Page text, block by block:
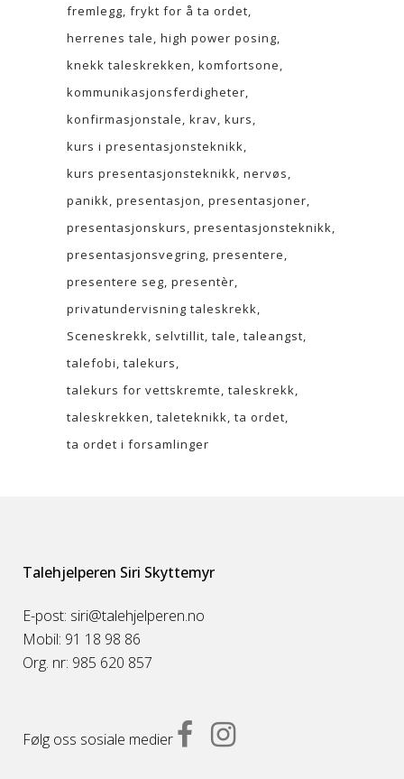
fremlegg frykt for å ta ordet
herrenes tale high power posing
knekk taleskrekken komfortsone
kommunikasjonsferdigheter
konfirmasjonstale krav kurs
kurs i presentasjonsteknikk
kurs presentasjonsteknikk nervøs
panikk presentasjon presentasjoner
presentasjonskurs presentasjonsteknikk
presentasjonsvegring presentere
presentere seg presentèr
privatundervisning taleskrekk
Sceneskrekk selvtillit tale taleangst
talefobi talekurs
talekurs for vettskremte taleskrekk
taleskrekken taleteknikk ta ordet
ta ordet i forsamlinger
Talehjelperen Siri Skyttemyr
E-post: siri@talehjelperen.no
Mobil: 91 18 98 86
Org. nr: 985 620 857
Følg oss sosiale medier